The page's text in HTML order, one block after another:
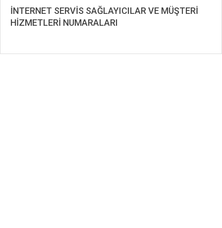
İNTERNET SERVİS SAĞLAYICILAR VE MÜŞTERİ
HİZMETLERİ NUMARALARI